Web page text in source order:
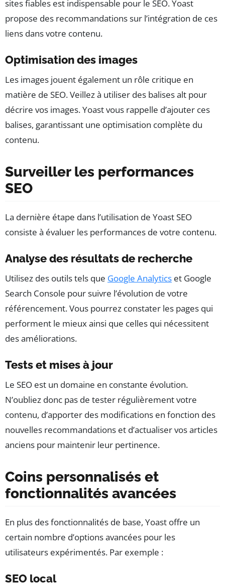
sites fiables est indispensable pour le SEO. Yoast
propose des recommandations sur l’intégration de ces
liens dans votre contenu.
Optimisation des images
Les images jouent également un rôle critique en
matière de SEO. Veillez à utiliser des balises alt pour
décrire vos images. Yoast vous rappelle d’ajouter ces
balises, garantissant une optimisation complète du
contenu.
Surveiller les performances
SEO
La dernière étape dans l’utilisation de Yoast SEO
consiste à évaluer les performances de votre contenu.
Analyse des résultats de recherche
Utilisez des outils tels que Google Analytics et Google
Search Console pour suivre l’évolution de votre
référencement. Vous pourrez constater les pages qui
performent le mieux ainsi que celles qui nécessitent
des améliorations.
Tests et mises à jour
Le SEO est un domaine en constante évolution.
N’oubliez donc pas de tester régulièrement votre
contenu, d’apporter des modifications en fonction des
nouvelles recommandations et d’actualiser vos articles
anciens pour maintenir leur pertinence.
Coins personnalisés et
fonctionnalités avancées
En plus des fonctionnalités de base, Yoast offre un
certain nombre d’options avancées pour les
utilisateurs expérimentés. Par exemple :
SEO local